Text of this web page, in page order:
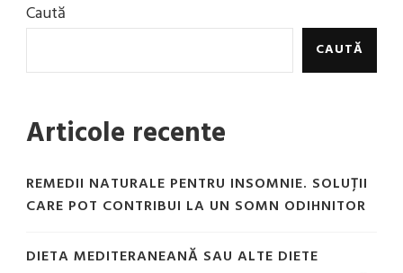
Caută
CAUTĂ
Articole recente
REMEDII NATURALE PENTRU INSOMNIE. SOLUȚII
CARE POT CONTRIBUI LA UN SOMN ODIHNITOR
DIETA MEDITERANEANĂ SAU ALTE DIETE